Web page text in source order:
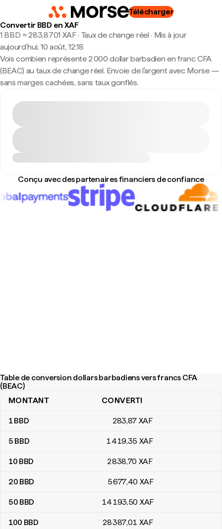
Télécharger
Convertir BBD en XAF
1 BBD ≈ 283,8701 XAF · Taux de change réel · Mis à jour
aujourd’hui, 10 août, 12:18
Vois combien représente 2 000 dollar barbadien en franc CFA
(BEAC) au taux de change réel. Envoie de l'argent avec Morse —
sans marges cachées, sans taux gonflés.
Conçu avec des partenaires financiers de confiance
Table de conversion dollars barbadiens vers francs CFA
(BEAC)
Table de conversion dollars barbadiens vers francs CFA (BEAC)
MONTANT CONVERTI
1BBD 283,87 XAF
5 BBD 1 419,35 XAF
10 BBD 2 838,70 XAF
20 BBD 5 677,40 XAF
50 BBD 14 193,50 XAF
100 BBD 28 387,01 XAF